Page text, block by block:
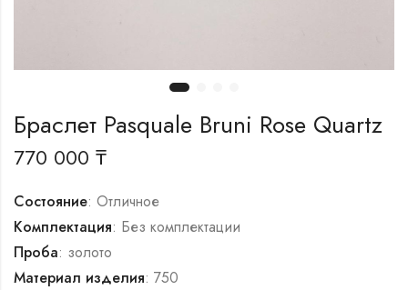
Браслет Pasquale Bruni Rose Quartz
770 000 ₸
Состояние: Отличное
Комплектация: Без комплектации
Проба: золото
Материал изделия: 750